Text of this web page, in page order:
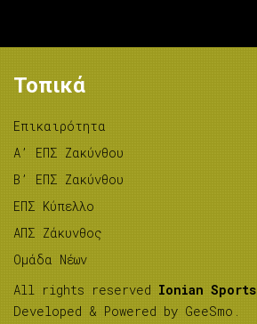
Τοπικά
Επικαιρότητα
A’ ΕΠΣ Ζακύνθου
B’ ΕΠΣ Ζακύνθου
ΕΠΣ Κύπελλο
ΑΠΣ Ζάκυνθος
Ομάδα Νέων
All rights reserved Ionian Sports
Developed & Powered by GeeSmo .